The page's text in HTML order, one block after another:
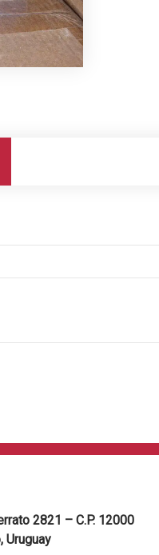
2821 – C.P. 12000
Uruguay